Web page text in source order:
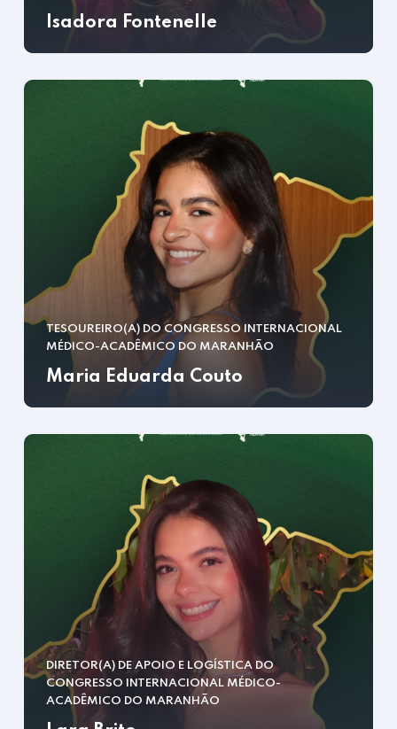
Isadora Fontenelle
TESOUREIRO(A) DO CONGRESSO INTERNACIONAL
MÉDICO-ACADÊMICO DO MARANHÃO
Maria Eduarda Couto
DIRETOR(A) DE APOIO E LOGÍSTICA DO
CONGRESSO INTERNACIONAL MÉDICO-
ACADÊMICO DO MARANHÃO